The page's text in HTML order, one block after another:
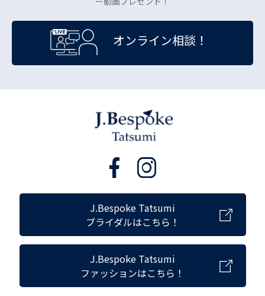
オンライン相談！
J.Bespoke Tatsumi
ブライダルはこちら！
J.Bespoke Tatsumi
ファッションはこちら！